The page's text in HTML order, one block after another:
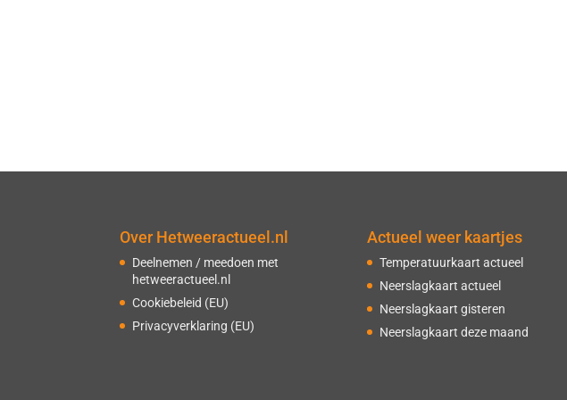
Over Hetweeractueel.nl
Deelnemen / meedoen met
hetweeractueel.nl
Cookiebeleid (EU)
Privacyverklaring (EU)
Actueel weer kaartjes
Temperatuurkaart actueel
Neerslagkaart actueel
Neerslagkaart gisteren
Neerslagkaart deze maand